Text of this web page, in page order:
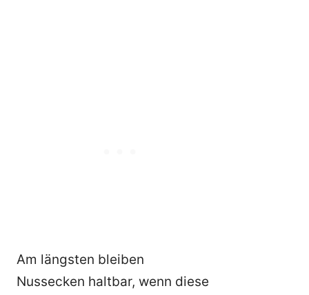
Am längsten bleiben
Nussecken haltbar, wenn diese